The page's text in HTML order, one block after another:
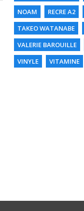
NOAM
RECRE A2
TAKEO WATANABE
VALERIE BAROUILLE
VINYLE
VITAMINE